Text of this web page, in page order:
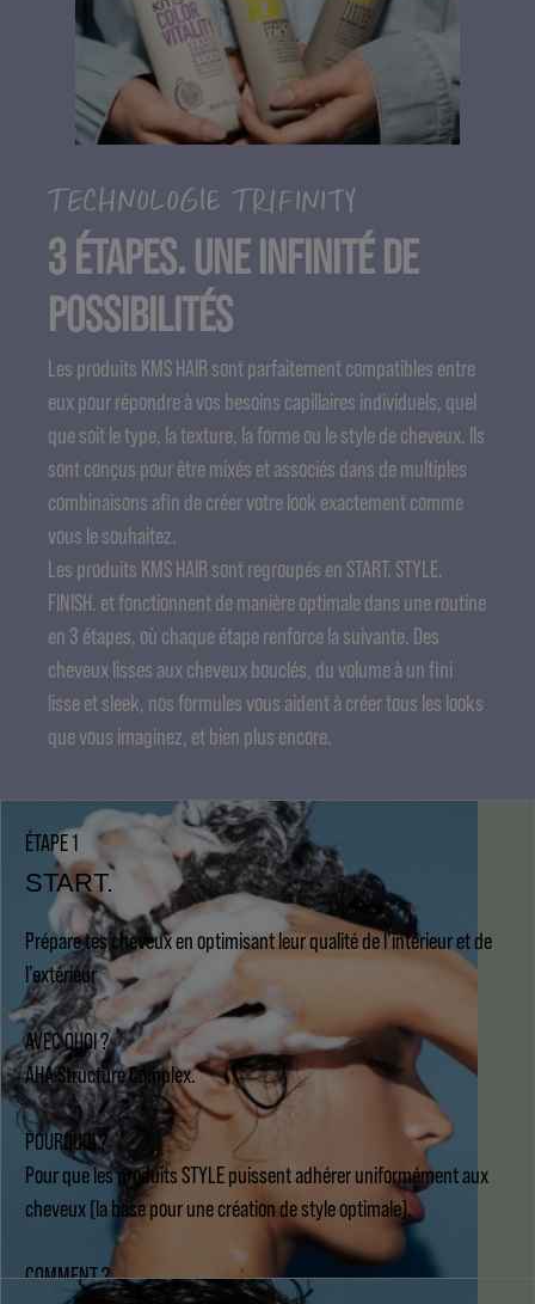
TECHNOLOGIE TRIFINITY
3 ÉTAPES. UNE INFINITÉ DE
POSSIBILITÉS
Les produits KMS HAIR sont parfaitement compatibles entre
eux pour répondre à vos besoins capillaires individuels, quel
que soit le type, la texture, la forme ou le style de cheveux. Ils
sont conçus pour être mixés et associés dans de multiples
combinaisons afin de créer votre look exactement comme
vous le souhaitez.
Les produits KMS HAIR sont regroupés en START. STYLE.
FINISH. et fonctionnent de manière optimale dans une routine
en 3 étapes, où chaque étape renforce la suivante. Des
cheveux lisses aux cheveux bouclés, du volume à un fini
lisse et sleek, nos formules vous aident à créer tous les looks
que vous imaginez, et bien plus encore.
ÉTAPE 1
START.
Prépare tes cheveux en optimisant leur qualité de l’intérieur et de
l’extérieur
AVEC QUOI ?
AHA Structure Complex.
POURQUOI ?
Pour que les produits STYLE puissent adhérer uniformément aux
cheveux (la base pour une création de style optimale).
COMMENT ?